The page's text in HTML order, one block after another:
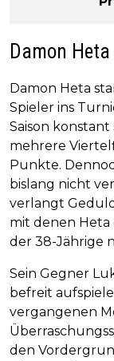
Damon
Damon Heta
Spieler ins
Saison
mehrere
Punkte.
bislang nicht
verlangt
mit denen
der 38-Jährige
Sein Gegner
befreit
vergangenen
den